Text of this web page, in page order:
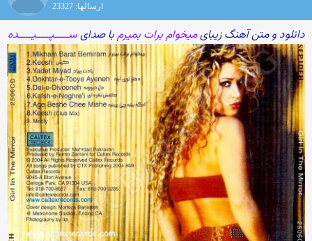
ارسالها: 23327
دانلود و متن آهنگ زیبایمیخوام برات بمیرمبا صدایســـــپـــــیـــــده